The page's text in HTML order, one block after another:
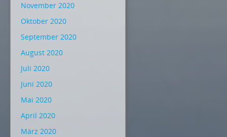
November 2020
Oktober 2020
September 2020
August 2020
Juli 2020
Juni 2020
Mai 2020
April 2020
März 2020